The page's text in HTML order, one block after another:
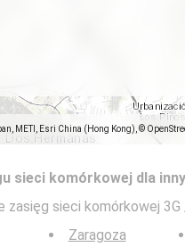
METI, Esri China (Hong Kong), ©
sieci komórkowej dla
zasięg sieci komórkowej 3G
Zaragoza